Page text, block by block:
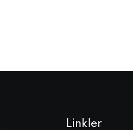
Linkler